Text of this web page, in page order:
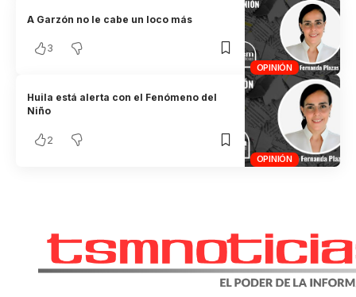
OPINIÓN
A Garzón no le cabe un loco más
3
OPINIÓN
Huila está alerta con el Fenómeno del
Niño
2